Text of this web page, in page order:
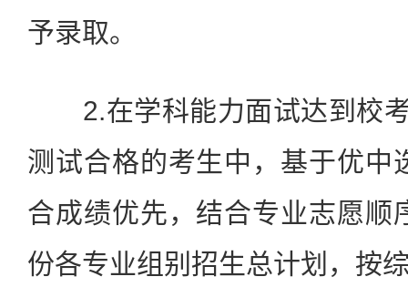
予录取。
2.在学科能力面试达到校考
测试合格的考生中，基于优中
合成绩优先，结合专业志愿顺
份各专业组别招生总计划，按